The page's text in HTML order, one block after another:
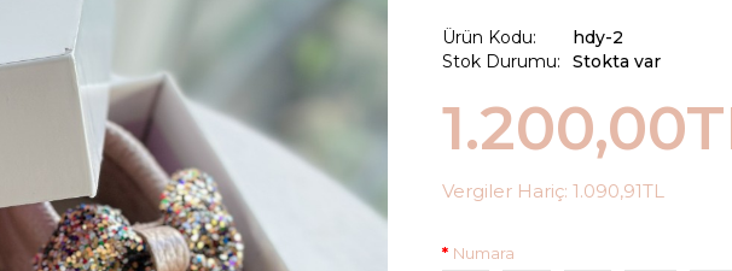
Ürün Kodu:
Stok Durumu:
hdy-2
Stokta var
Vergiler Hariç: 1.090,91TL
Numara